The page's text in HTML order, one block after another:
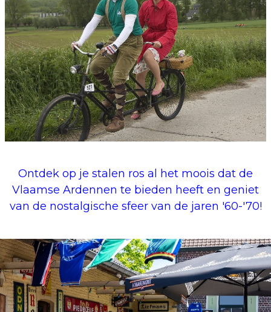
Ontdek op je stalen ros al het moois dat de
Vlaamse Ardennen te bieden heeft en geniet
van de nostalgische sfeer van de jaren '60-'70!